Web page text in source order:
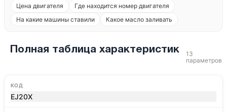
Цена двигателя
Где находится номер двигателя
На какие машины ставили
Какое масло заливать
Полная таблица характеристик
13
параметров
КОД
EJ20X